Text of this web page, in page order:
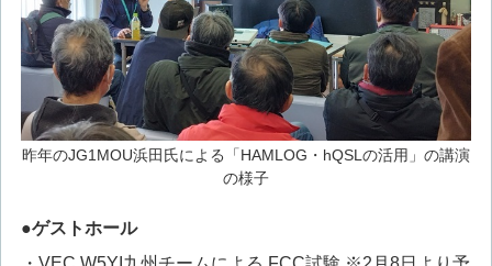
昨年のJG1MOU浜田氏による「HAMLOG・hQSLの活用」の講演
の様子
●ゲストホール